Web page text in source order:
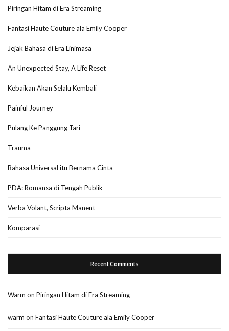
Piringan Hitam di Era Streaming
Fantasi Haute Couture ala Emily Cooper
Jejak Bahasa di Era Linimasa
An Unexpected Stay, A Life Reset
Kebaikan Akan Selalu Kembali
Painful Journey
Pulang Ke Panggung Tari
Trauma
Bahasa Universal itu Bernama Cinta
PDA: Romansa di Tengah Publik
Verba Volant, Scripta Manent
Komparasi
Recent Comments
Warm on Piringan Hitam di Era Streaming
warm on Fantasi Haute Couture ala Emily Cooper